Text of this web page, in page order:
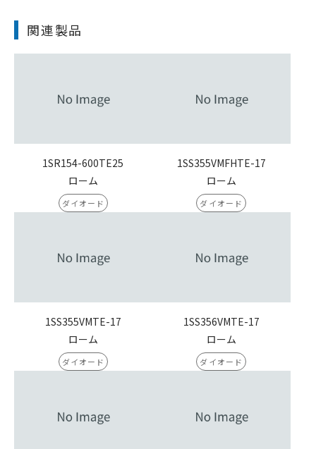
関連製品
1SR154-600TE25
ローム
ダイオード
1SS355VMFHTE-17
ローム
ダイオード
1SS355VMTE-17
ローム
ダイオード
1SS356VMTE-17
ローム
ダイオード